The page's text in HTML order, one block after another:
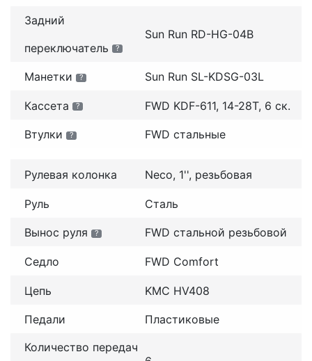
Задний
переключатель
?
Sun Run RD-HG-04B
Манетки ? Sun Run SL-KDSG-03L
Кассета ? FWD KDF-611, 14-28T, 6 ск.
Втулки ? FWD стальные
Рулевая колонка Neco, 1'', резьбовая
Руль Сталь
Вынос руля ? FWD стальной резьбовой
Седло FWD Comfort
Цепь KMC HV408
Педали
Пластиковые
Количество передач